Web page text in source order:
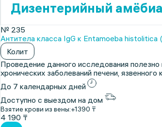
Дизентерийный
№ 235
Антитела класса IgG к Entamoeba
Колит
Проведение данного исследования
хронических заболеваний печени, язвенного
До 7 календарных дней
Доступно с выездом на дом
Взятие крови из вены:+1390 ₸
4 190 ₸